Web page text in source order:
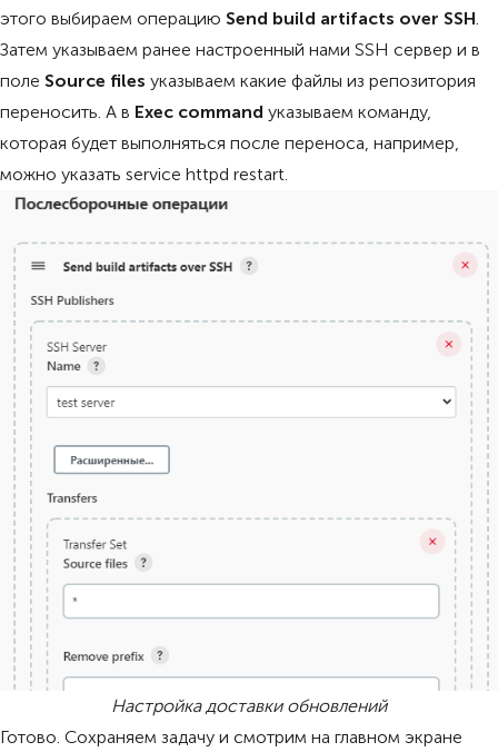
этого выбираем операцию Send build artifacts over SSH.
Затем указываем ранее настроенный нами SSH сервер и в
поле Source files указываем какие файлы из репозитория
переносить. А в Exec command указываем команду,
которая будет выполняться после переноса, например,
можно указать service httpd restart.
Настройка доставки обновлений
Готово. Сохраняем задачу и смотрим на главном экране